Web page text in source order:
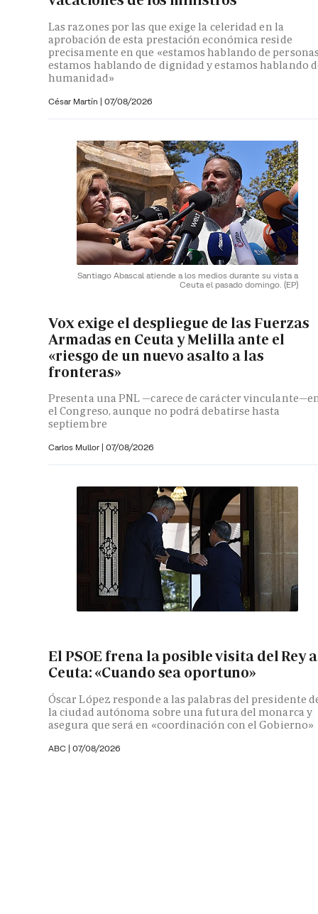
Las razones por las que exige la celeridad en la
aprobación de esta prestación económica reside
precisamente en que «estamos hablando de
estamos hablando de dignidad y estamos hablando
humanidad»
César Martín | 07/08/2026
Santiago Abascal atiende a los medios durante su vista a
Ceuta el pasado domingo. (EP)
Vox exige el despliegue de las Fuerzas
Armadas en Ceuta y Melilla ante el
«riesgo de un nuevo asalto a las
fronteras»
Presenta una PNL —carece de carácter
el Congreso, aunque no podrá debatirse hasta
septiembre
Carlos Mullor | 07/08/2026
El PSOE frena la posible visita del Rey a
Ceuta: «Cuando sea oportuno»
Óscar López responde a las palabras del presidente
la ciudad autónoma sobre una futura del monarca y
asegura que será en «coordinación con el Gobierno»
ABC | 07/08/2026